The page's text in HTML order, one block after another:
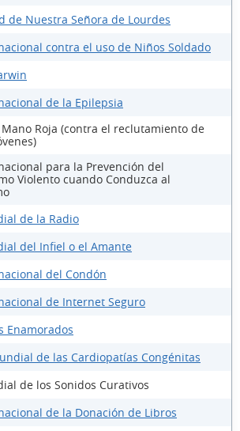
de Nuestra Señora de Lourdes
contra el uso de Niños Soldado
de la Epilepsia
Roja (contra el reclutamiento de
para la Prevención del
Violento cuando Conduzca al
de la Radio
del Infiel o el Amante
del Condón
de Internet Seguro
Enamorados
de las Cardiopatías Congénitas
de los Sonidos Curativos
de la Donación de Libros